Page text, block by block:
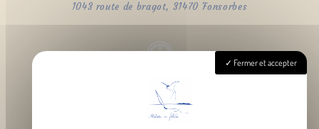
1043 route de bragot, 31470 Fonsorbes
Lundi - Samedi : 9h - 18h
Fermer et accepter